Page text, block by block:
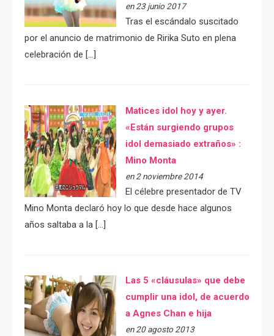
en 23 junio 2017
Tras el escándalo suscitado
por el anuncio de matrimonio de Ririka Suto en plena
celebración de […]
Matices idol hoy y ayer.
«Están surgiendo grupos
idol demasiado extraños» :
Mino Monta
en 2 noviembre 2014
El célebre presentador de TV
Mino Monta declaró hoy lo que desde hace algunos
años saltaba a la […]
Las 5 «cláusulas» que debe
cumplir una idol, de acuerdo
a Agnes Chan e hija
en 20 agosto 2013